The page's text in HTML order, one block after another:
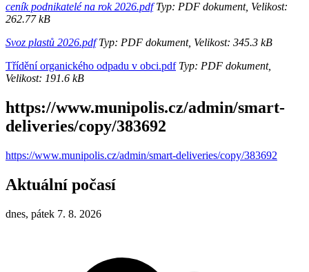
ceník podnikatelé na rok 2026.pdfTyp: PDF dokument, Velikost:
262.77 kB
Svoz plastů 2026.pdfTyp: PDF dokument, Velikost: 345.3 kB
Třídění organického odpadu v obci.pdfTyp: PDF dokument,
Velikost: 191.6 kB
https://www.munipolis.cz/admin/smart-
deliveries/copy/383692
https://www.munipolis.cz/admin/smart-deliveries/copy/383692
Aktuální počasí
dnes, pátek 7. 8. 2026